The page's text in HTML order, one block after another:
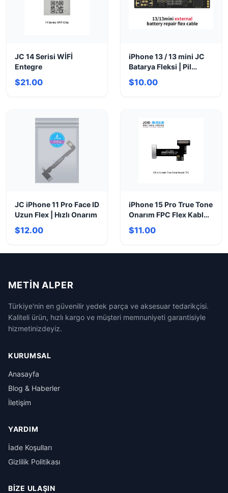
JC 14 Serisi WİFİ
Entegre
$21.00
iPhone 13 / 13 mini JC
Batarya Fleksi | Pil
Esnek Kartı Değişimi
$10.00
JC iPhone 11 Pro Face ID
Uzun Flex | Hızlı Onarım
$12.00
iPhone 15 Pro True Tone
Onarım FPC Flex Kablo
Yedek Parça
$11.00
METIN ALPER
Türkiye'nin en güvenilir yedek parça ve aksesuar tedarikçisi.
Kaliteli ürün, hızlı kargo ve müşteri memnuniyeti garantisiyle
hizmetinizdeyiz.
KURUMSAL
Anasayfa
Blog & Haberler
İletişim
YARDIM
İade Koşulları
Gizlilik Politikası
BIZE ULAŞIN